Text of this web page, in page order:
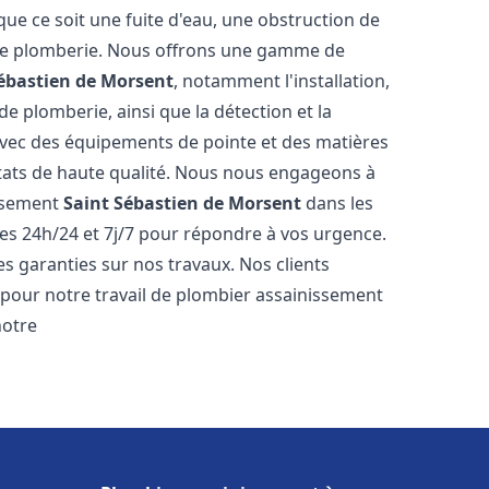
ce soit une fuite d'eau, une obstruction de
plomberie. Nous offrons une gamme de
de Morsent, notamment l'installation,
plomberie, ainsi que la détection et la
des équipements de pointe et des matières
de haute qualité. Nous nous engageons à
Saint Sébastien de Morsent dans les
24h/24 et 7j/7 pour répondre à vos urgence.
garanties sur nos travaux. Nos clients
notre travail de plombier assainissement